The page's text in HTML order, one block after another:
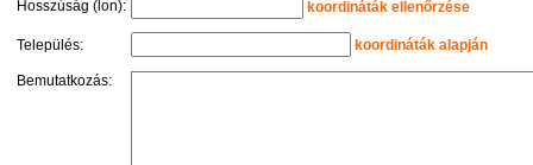
Hosszúság (lon):
koordináták ellenőrzése
Település: koordináták alapján
Bemutatkozás: